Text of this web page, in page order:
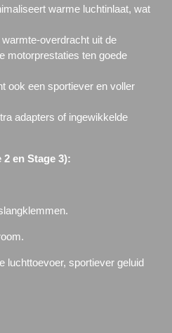
warme luchtinlaat, wat
overdracht uit de
motorprestaties ten goede
ook een sportiever en voller
adapters of ingewikkelde
en Stage 3):
luchttoevoer, sportiever geluid